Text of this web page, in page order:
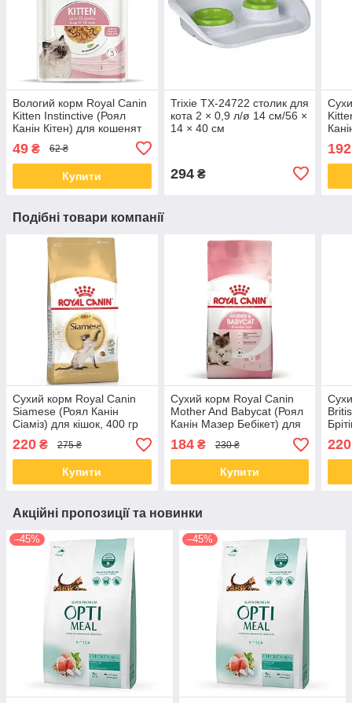
Вологий корм Royal Canin
Kitten Instinctive (Роял
Канін Кітен) для кошенят
49 ₴ 62 ₴
Купити
Trixie TX-24722 столик для
кота 2 × 0,9 л/ø 14 см/56 ×
14 × 40 см
294₴
192
Подібні товари компанії
Сухий корм Royal Canin
Siamese (Роял Канін
Сіаміз) для кішок, 400 гр
220 ₴ 275 ₴
Купити
Сухий корм Royal Canin
Mother And Babycat (Роял
Канін Мазер Бебікет) для
кошенят і кішок, 0,4 КГ
184₴ 230 ₴
Купити
220
Акційні пропозиції та новинки
–45% –45%